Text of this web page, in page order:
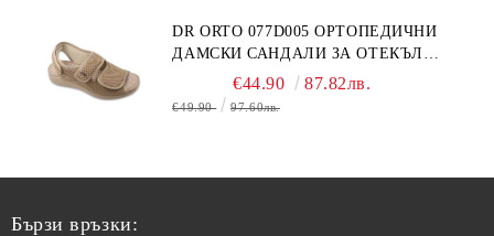
DR ORTO 077D005 ОРТОПЕДИЧНИ
ДАМСКИ САНДАЛИ ЗА ОТЕКЪЛ
КРАК, БЕЖОВИ
€44.90 87.82лв.
€49.90 97.60лв.
Бързи връзки: